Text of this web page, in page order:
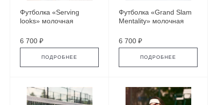
Футболка «Serving
looks» молочная
6 700 ₽
ПОДРОБНЕЕ
Футболка «Grand Slam
Mentality» молочная
6 700 ₽
ПОДРОБНЕЕ